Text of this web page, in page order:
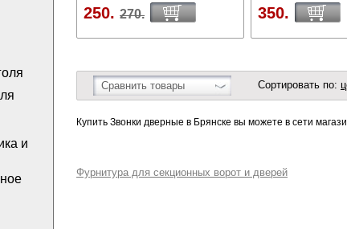
и
250. 270. 350.
Сравнить товары Сортировать по:
Купить Звонки дверные в Брянске вы можете в сети
Фурнитура для секционных ворот и дверей